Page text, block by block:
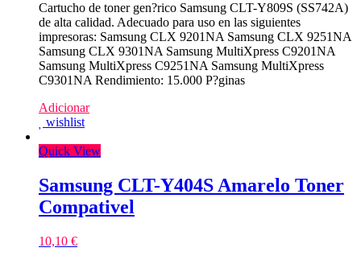
Cartucho de toner gen?rico Samsung CLT-Y809S (SS742A)
de alta calidad. Adecuado para uso en las siguientes
impresoras: Samsung CLX 9201NA Samsung CLX 9251NA
Samsung CLX 9301NA Samsung MultiXpress C9201NA
Samsung MultiXpress C9251NA Samsung MultiXpress
C9301NA Rendimiento: 15.000 P?ginas
Adicionar
wishlist
Quick View
Samsung CLT-Y404S Amarelo Toner
Compativel
10,10 €